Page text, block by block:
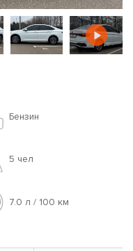
Бензин
5 чел
7.0 л / 100 км